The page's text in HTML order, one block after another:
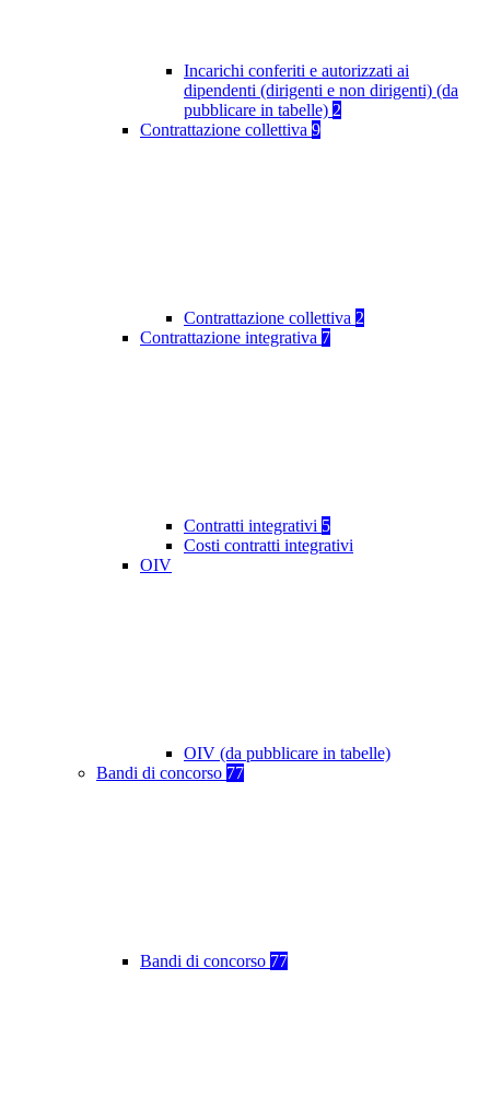
Incarichi conferiti e autorizzati ai
dipendenti (dirigenti e non dirigenti) (da
pubblicare in tabelle) 2
Contrattazione collettiva 9
Contrattazione collettiva 2
Contrattazione integrativa 7
Contratti integrativi 5
Costi contratti integrativi
OIV
OIV (da pubblicare in tabelle)
Bandi di concorso 77
Bandi di concorso 77